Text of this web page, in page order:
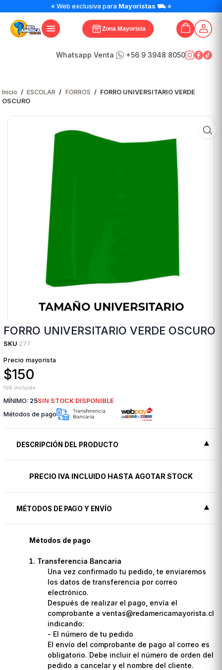
« Web exclusiva para Mayoristas ⛟ »
Zona Mayorista
Whatsapp Venta +56 9 3948 8050
Inicio / ESCOLAR / FORROS / FORRO UNIVERSITARIO VERDE
OSCURO
FORRO UNIVERSITARIO VERDE OSCURO
SKU 277
Precio mayorista
$150
IVA incluido
MÍNIMO: 25SIN STOCK DISPONIBLE
Métodos de pago
DESCRIPCIÓN DEL PRODUCTO
PRECIO IVA INCLUIDO HASTA AGOTAR STOCK
MÉTODOS DE PAGO Y ENVÍO
Métodos de pago
Transferencia Bancaria
Una vez confirmado tu pedido, te enviaremos
los datos de transferencia por correo
electrónico.
Después de realizar el pago, envía el
comprobante a ventas@redamericamayorista.cl
indicando:
- El número de tu pedido
El envío del comprobante de pago al correo es
obligatorio. Debe incluir el número de orden del
pedido a cancelar y el nombre del cliente.